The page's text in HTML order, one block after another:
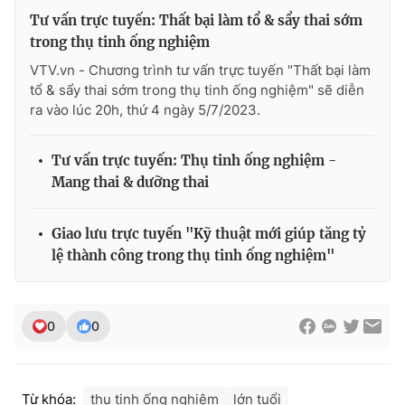
THỜI BÁO VTV
Theo dõi báo trên
Cơ quan chủ quản: Đài Truyền hình Việt Nam
Cơ quan báo chí:Thời báo VTV
Tổng Biên tập:
Phó Tổng Biên tập:
024.38 355 931 - 024.38 355 932
Tư vấn trực tuyến: Thất bại làm tổ & sẩy thai sớm
trong thụ tinh ống nghiệm
VTV.vn - Chương trình tư vấn trực tuyến "Thất bại làm
tổ & sẩy thai sớm trong thụ tinh ống nghiệm" sẽ diễn
ra vào lúc 20h, thứ 4 ngày 5/7/2023.
Tư vấn trực tuyến: Thụ tinh ống nghiệm -
Mang thai & dưỡng thai
Giao lưu trực tuyến "Kỹ thuật mới giúp tăng tỷ
lệ thành công trong thụ tinh ống nghiệm"
0 0
Từ khóa: thụ tinh ống nghiệm lớn tuổi